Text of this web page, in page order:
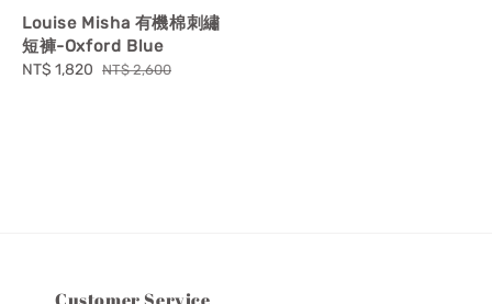
Louise Misha 有機棉刺繡
短褲-Oxford Blue
Sale
NT$ 1,820 Regular
NT$ 2,600
Customer Service